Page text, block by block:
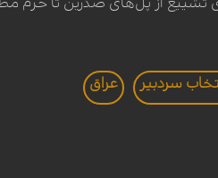
تاکنون ۳۵۱ موکب در مسیر ۶ کیلومتری
سردبير عراق